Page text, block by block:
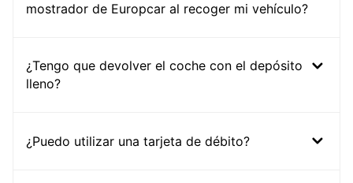
mostrador de Europcar al recoger mi vehículo?
¿Tengo que devolver el coche con el depósito
lleno?
¿Puedo utilizar una tarjeta de débito?